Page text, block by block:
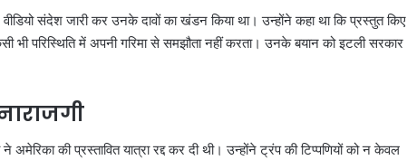
वीडियो संदेश जारी कर उनके दावों का खंडन किया था। उन्होंने कहा था कि प्रस्तुत किए
भी परिस्थिति में अपनी गरिमा से समझौता नहीं करता। उनके बयान को इटली सरकार
अमेरिका की प्रस्तावित यात्रा रद्द कर दी थी। उन्होंने ट्रंप की टिप्पणियों को न केवल